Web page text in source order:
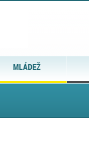
MLÁDEŽ